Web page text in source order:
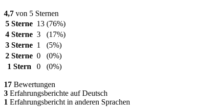
4,7 von 5 Sternen
5 Sterne 13 (76%)
4 Sterne 3
(17%)
3 Sterne 1
(5%)
2 Sterne 0
(0%)
1 Stern
0 (0%)
17 Bewertungen
3 Erfahrungsberichte auf Deutsch
1 Erfahrungsbericht in anderen Sprachen